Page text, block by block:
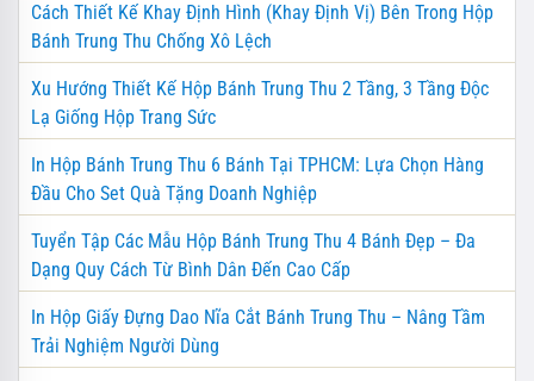
Cách Thiết Kế Khay Định Hình (Khay Định Vị) Bên Trong Hộp
Bánh Trung Thu Chống Xô Lệch
Xu Hướng Thiết Kế Hộp Bánh Trung Thu 2 Tầng, 3 Tầng Độc
Lạ Giống Hộp Trang Sức
In Hộp Bánh Trung Thu 6 Bánh Tại TPHCM: Lựa Chọn Hàng
Đầu Cho Set Quà Tặng Doanh Nghiệp
Tuyển Tập Các Mẫu Hộp Bánh Trung Thu 4 Bánh Đẹp – Đa
Dạng Quy Cách Từ Bình Dân Đến Cao Cấp
In Hộp Giấy Đựng Dao Nĩa Cắt Bánh Trung Thu – Nâng Tầm
Trải Nghiệm Người Dùng